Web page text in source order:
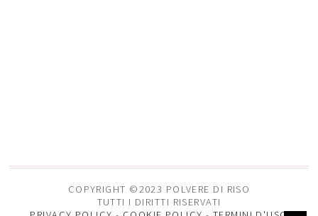
COPYRIGHT ©2023 POLVERE DI RISO
TUTTI I DIRITTI RISERVATI